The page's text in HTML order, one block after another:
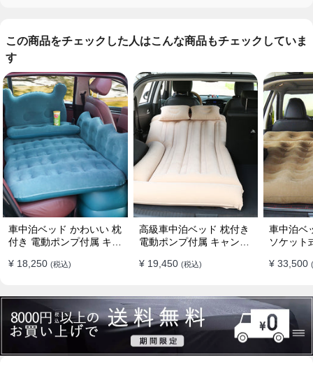
この商品をチェックした人はこんな商品もチェックしていま
す
車中泊ベッド かわいい 枕
付き 電動ポンプ付属 キャ
通車 SUV
¥ 18,250 (税込)
高級車中泊ベッド 枕付き
電動ポンプ付属 キャンプ
SUV
¥ 19,450 (税込)
車中泊ベッド 厚
ソケット式 キャン
普通車
¥ 33,500